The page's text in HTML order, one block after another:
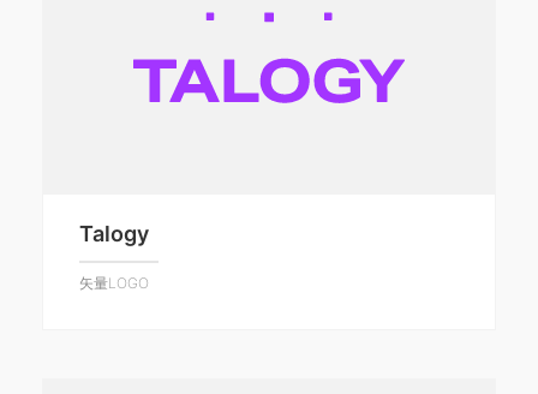
Talogy
矢量LOGO